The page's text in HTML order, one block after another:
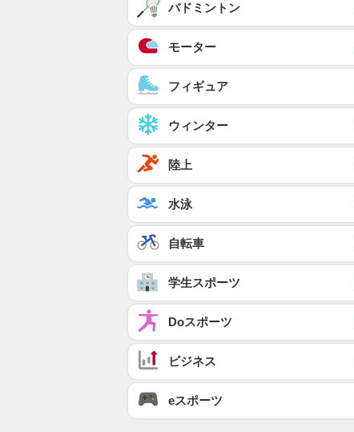
バドミントン
モーター
フィギュア
ウィンター
陸上
水泳
自転車
学生スポーツ
Doスポーツ
ビジネス
eスポーツ